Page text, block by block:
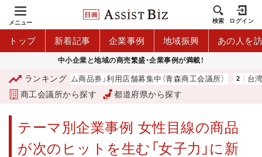
メニュー 検索 ログイン
トップ 新着記事 企業事例 地域振興 あの人を
中小企業と地域の商売繁盛・企業事例が満載！
ランキング
プレミアム商品券」利用店舗募集中（青森商工会議所） 台湾2団体と
商工会議所から探す 都道府県から探す
テーマ別企業事例 女性目線の商品
が次のヒットを生む「女子力」に新